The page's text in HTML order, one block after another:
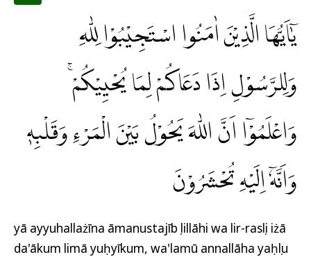
يٰٓاَيُّهَا الَّذِيْنَ اٰمَنُوا اسْتَجِيْبُوْا لِلّٰهِ
وَلِلرَّسُوْلِ اِذَا دَعَاكُمْ لِمَا يُحْيِيْكُمْۚ
وَاعْلَمُوْٓا اَنَّ اللّٰهَ يَحُوْلُ بَيْنَ الْمَرْءِ وَقَلْبِهٖ
وَاَنَّهٗٓ اِلَيْهِ تُحْشَرُوْنَ
yā ayyuhallażīna āmanustajībụ lillāhi wa lir-rasụli iżā
da'ākum limā yuḥyīkum, wa'lamū annallāha yaḥụlu